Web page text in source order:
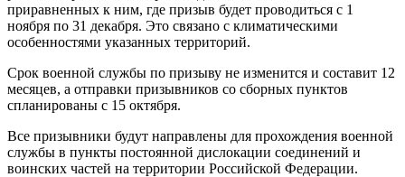
приравненных к ним, где призыв будет проводиться с 1
ноября по 31 декабря. Это связано с климатическими
особенностями указанных территорий.
Срок военной службы по призыву не изменится и составит 12
месяцев, а отправки призывников со сборных пунктов
спланированы с 15 октября.
Все призывники будут направлены для прохождения военной
службы в пункты постоянной дислокации соединений и
воинских частей на территории Российской Федерации.